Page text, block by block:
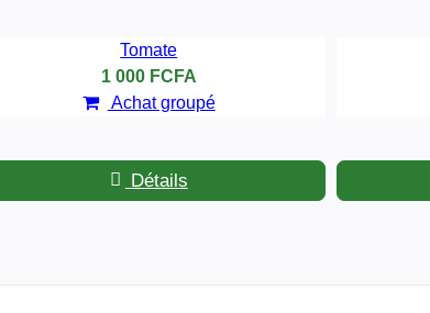
Tomate
1 000 FCFA
Achat groupé
Détails